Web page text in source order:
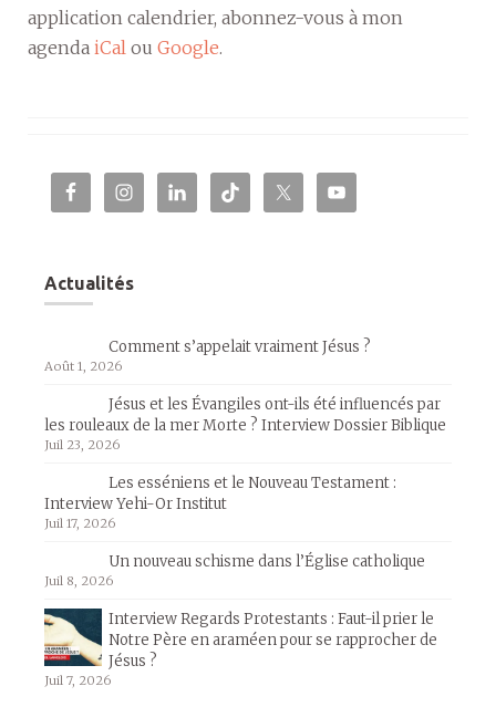
application calendrier, abonnez-vous à mon
agenda iCal ou Google.
Actualités
Comment s’appelait vraiment Jésus ?
Août 1, 2026
Jésus et les Évangiles ont-ils été influencés par
les rouleaux de la mer Morte ? Interview Dossier Biblique
Juil 23, 2026
Les esséniens et le Nouveau Testament :
Interview Yehi-Or Institut
Juil 17, 2026
Un nouveau schisme dans l’Église catholique
Juil 8, 2026
Interview Regards Protestants : Faut-il prier le
Notre Père en araméen pour se rapprocher de
Jésus ?
Juil 7, 2026